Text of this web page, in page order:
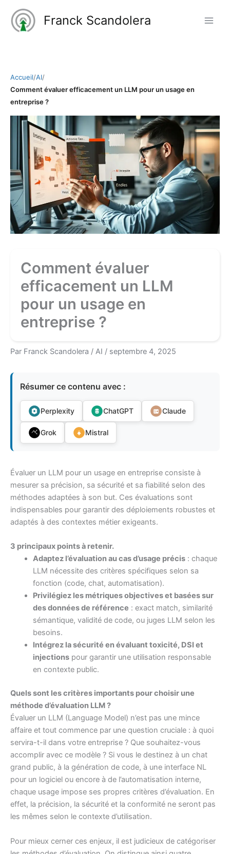
contenu
Franck Scandolera
Accueil/AI/
Comment évaluer efficacement un LLM pour un usage en
entreprise ?
Comment évaluer
efficacement un LLM
pour un usage en
entreprise ?
Par Franck Scandolera / AI / septembre 4, 2025
Résumer ce contenu avec :
Perplexity ChatGPT Claude
Grok Mistral
Évaluer un LLM pour un usage en entreprise consiste à
mesurer sa précision, sa sécurité et sa fiabilité selon des
méthodes adaptées à son but. Ces évaluations sont
indispensables pour garantir des déploiements robustes et
adaptés à des contextes métier exigeants.
3 principaux points à retenir.
Adaptez l’évaluation au cas d’usage précis: chaque
LLM nécessite des critères spécifiques selon sa
fonction (code, chat, automatisation).
Privilégiez les métriques objectives et basées sur
des données de référence : exact match, similarité
sémantique, validité de code, ou juges LLM selon les
besoins.
Intégrez la sécurité en évaluant toxicité, DSI et
injectionspour garantir une utilisation responsable
en contexte public.
Quels sont les critères importants pour choisir une
méthode d’évaluation LLM ?
Évaluer un LLM (Language Model) n’est pas une mince
affaire et tout commence par une question cruciale : à quoi
servira-t-il dans votre entreprise ? Que souhaitez-vous
accomplir avec ce modèle ? Si vous le destinez à un chat
grand public, à la génération de code, à une interface NL
pour un logiciel ou encore à de l’automatisation interne,
chaque usage impose ses propres critères d’évaluation. En
effet, la précision, la sécurité et la conformité ne seront pas
les mêmes selon le contexte d’utilisation.
Pour mieux cerner ces enjeux, il est judicieux de catégoriser